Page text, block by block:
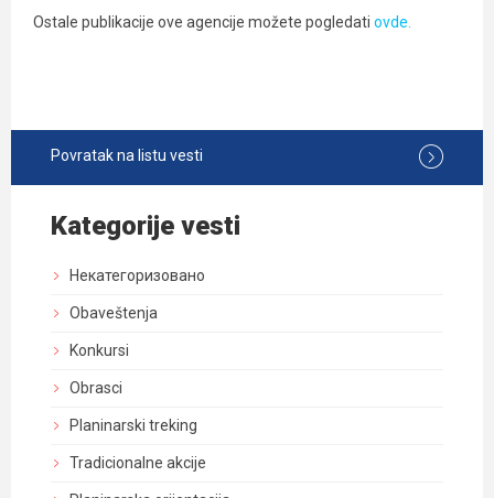
Ostale publikacije ove agencije možete pogledati ovde.
Povratak na listu vesti
Kategorije vesti
Некатегоризовано
Obaveštenja
Konkursi
Obrasci
Planinarski treking
Tradicionalne akcije